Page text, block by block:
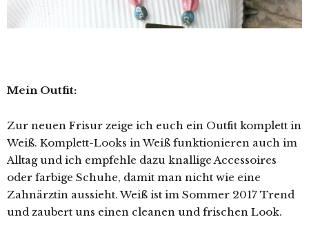
Mein Outfit:
Zur neuen Frisur zeige ich euch ein Outfit komplett in
Weiß. Komplett-Looks in Weiß funktionieren auch im
Alltag und ich empfehle dazu knallige Accessoires
oder farbige Schuhe, damit man nicht wie eine
Zahnärztin aussieht. Weiß ist im Sommer 2017 Trend
und zaubert uns einen cleanen und frischen Look.